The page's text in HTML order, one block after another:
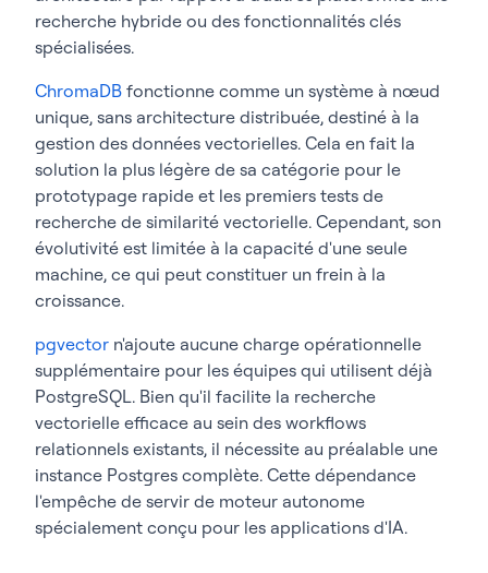
recherche hybride ou des fonctionnalités clés
spécialisées.
ChromaDB fonctionne comme un système à nœud
unique, sans architecture distribuée, destiné à la
gestion des données vectorielles. Cela en fait la
solution la plus légère de sa catégorie pour le
prototypage rapide et les premiers tests de
recherche de similarité vectorielle. Cependant, son
évolutivité est limitée à la capacité d'une seule
machine, ce qui peut constituer un frein à la
croissance.
pgvector n'ajoute aucune charge opérationnelle
supplémentaire pour les équipes qui utilisent déjà
PostgreSQL. Bien qu'il facilite la recherche
vectorielle efficace au sein des workflows
relationnels existants, il nécessite au préalable une
instance Postgres complète. Cette dépendance
l'empêche de servir de moteur autonome
spécialement conçu pour les applications d'IA.